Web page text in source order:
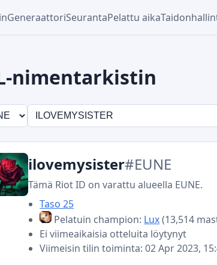
GeneraattoriSeurantaPelattu aika
nimentarkistin
ilovemysister#EUNE
Tämä Riot ID on varattu alueella EUNE.
Taso 25
Pelatuin champion: Lux(13,514
Ei viimeaikaisia otteluita löytynyt
Viimeisin tilin toiminta: 02 Apr 2023,